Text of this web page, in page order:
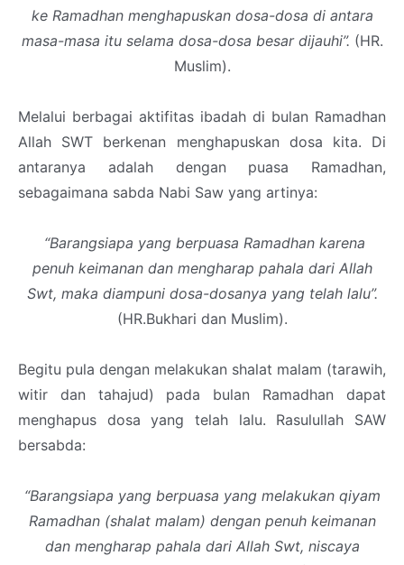
ke Ramadhan menghapuskan dosa-dosa di antara
masa-masa itu selama dosa-dosa besar dijauhi”. (HR.
Muslim).
Melalui berbagai aktifitas ibadah di bulan Ramadhan
Allah SWT berkenan menghapuskan dosa kita. Di
antaranya adalah dengan puasa Ramadhan,
sebagaimana sabda Nabi Saw yang artinya:
“Barangsiapa yang berpuasa Ramadhan karena
penuh keimanan dan mengharap pahala dari Allah
Swt, maka diampuni dosa-dosanya yang telah lalu”.
(HR.Bukhari dan Muslim).
Begitu pula dengan melakukan shalat malam (tarawih,
witir dan tahajud) pada bulan Ramadhan dapat
menghapus dosa yang telah lalu. Rasulullah SAW
bersabda:
“Barangsiapa yang berpuasa yang melakukan qiyam
Ramadhan (shalat malam) dengan penuh keimanan
dan mengharap pahala dari Allah Swt, niscaya